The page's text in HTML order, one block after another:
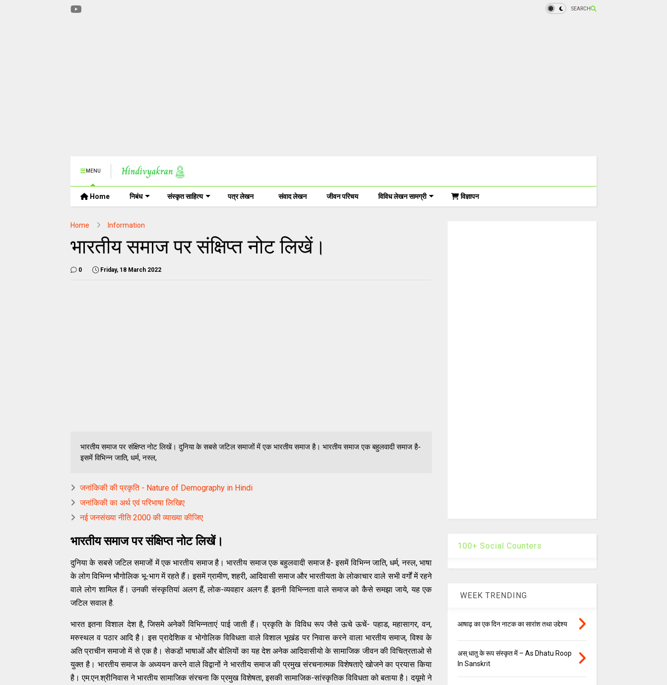
SEARCH
MENU
Home निबंध संस्कृत साहित्य पत्र लेखन संवाद लेखन जीवन परिचय विविध लेखन सामग्री विज्ञापन
Home Information
भारतीय समाज पर संक्षिप्त नोट लिखें।
0 Friday, 18 March 2022
भारतीय समाज पर संक्षिप्त नोट लिखें। दुनिया के सबसे जटिल समाजों में एक भारतीय समाज है। भारतीय समाज एक बहुलवादी समाज है-
इसमें विभिन्न जाति, धर्म, नस्ल,
जनांकिकी की प्रकृति - Nature of Demography in Hindi
जनांकिकी का अर्थ एवं परिभाषा लिखिए
नई जनसंख्या नीति 2000 की व्याख्या कीजिए
भारतीय समाज पर संक्षिप्त नोट लिखें।
दुनिया के सबसे जटिल समाजों में एक भारतीय समाज है। भारतीय समाज एक बहुलवादी समाज है- इसमें विभिन्न जाति, धर्म, नस्ल, भाषा
के लोग विभिन्न भौगोलिक भू-भाग में रहते हैं। इसमें ग्रामीण, शहरी, आदिवासी समाज और भारतीयता के लोकाचार वाले सभी वर्गों में रहने
वाले लोग शामिल हैं। उनकी संस्कृतियां अलग हैं, लोक-व्यवहार अलग हैं. इतनी विभिन्नता वाले समाज को कैसे समझा जाये, यह एक
जटिल सवाल है.
भारत इतना विशाल देश है, जिसमे अनेकों विभिन्नताएं पाई जाती हैं। प्रकृति के विविध रूप जैसे ऊचे ऊचें- पहाड, महासागर, वन,
मरुस्थल व पठार आदि है। इस प्रादेशिक व भोगोलिक विविधता वाले विशाल भूखंड पर निवास करने वाला भारतीय समाज, विश्व के
अति प्राचीन समाजो में से एक है। सेकडों भाषाओं और बोलियों का यह देश अनेक आदिवासीयो के सामाजिक जीवन की विचित्रताओ से
युक्त है। भारतीय समाज के अध्ययन करने वाले विद्वानों ने भारतीय समाज की प्रमुख संरचनात्मक विशेषताऐ खोजने का प्रयास किया
है। एम.एन.श्रीनिवास ने भारतीय सामाजिक संरचना कि प्रमुख विशेषता, इसकी सामाजिक-सांस्कृतिक विविधता को बताया है। दयूमो ने
100+ Social Counters
WEEK TRENDING
आषाढ़ का एक दिन नाटक का सारांश तथा उद्देश्य
अस् धातु के रूप संस्कृत में – As Dhatu Roop
In Sanskrit